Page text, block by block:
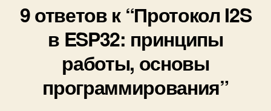
9 ответов к “Протокол I2S
в ESP32: принципы
работы, основы
программирования”